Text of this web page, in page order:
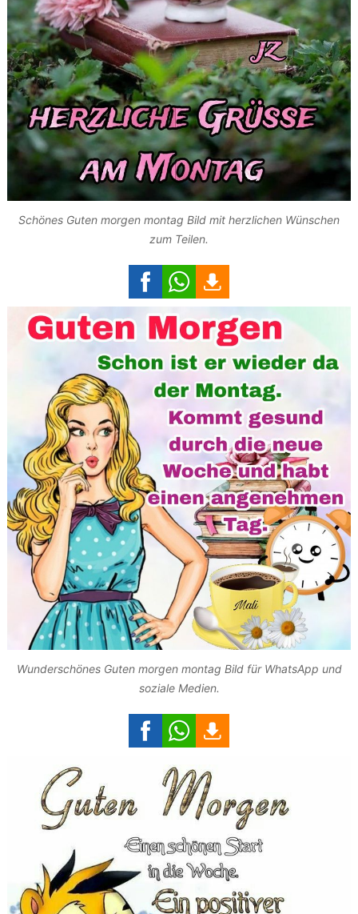
Schönes Guten morgen montag Bild mit herzlichen Wünschen
zum Teilen.
Wunderschönes Guten morgen montag Bild für WhatsApp und
soziale Medien.